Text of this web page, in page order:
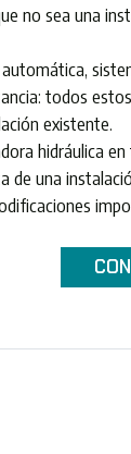
no sea una
todos
existente.
hidráulica
de una